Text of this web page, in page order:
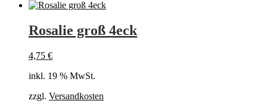
Rosalie groß 4eck
4,75 €
inkl. 19 % MwSt.
zzgl. Versandkosten